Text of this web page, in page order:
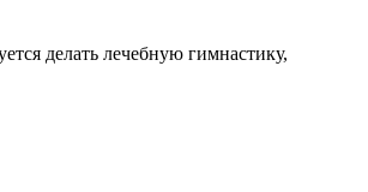
делать лечебную гимнастику,